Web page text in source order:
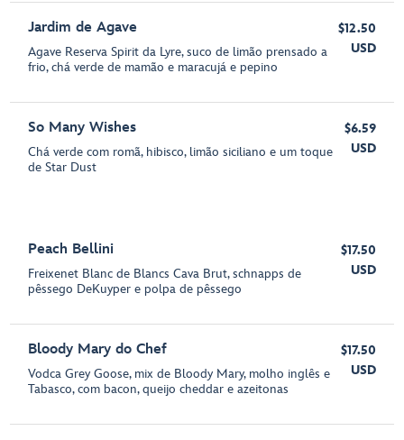
Jardim de Agave
Agave Reserva Spirit da Lyre, suco de limão prensado a
frio, chá verde de mamão e maracujá e pepino
$12.50
USD
So Many Wishes
Chá verde com romã, hibisco, limão siciliano e um toque
de Star Dust
$6.59
USD
Peach Bellini
Freixenet Blanc de Blancs Cava Brut, schnapps de
pêssego DeKuyper e polpa de pêssego
$17.50
USD
Bloody Mary do Chef
Vodca Grey Goose, mix de Bloody Mary, molho inglês e
Tabasco, com bacon, queijo cheddar e azeitonas
$17.50
USD